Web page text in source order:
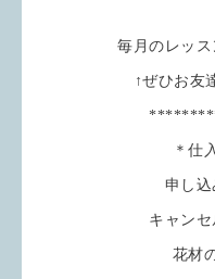
毎月のレッス
↑ぜひお友
＊仕
申し
キャン
花材